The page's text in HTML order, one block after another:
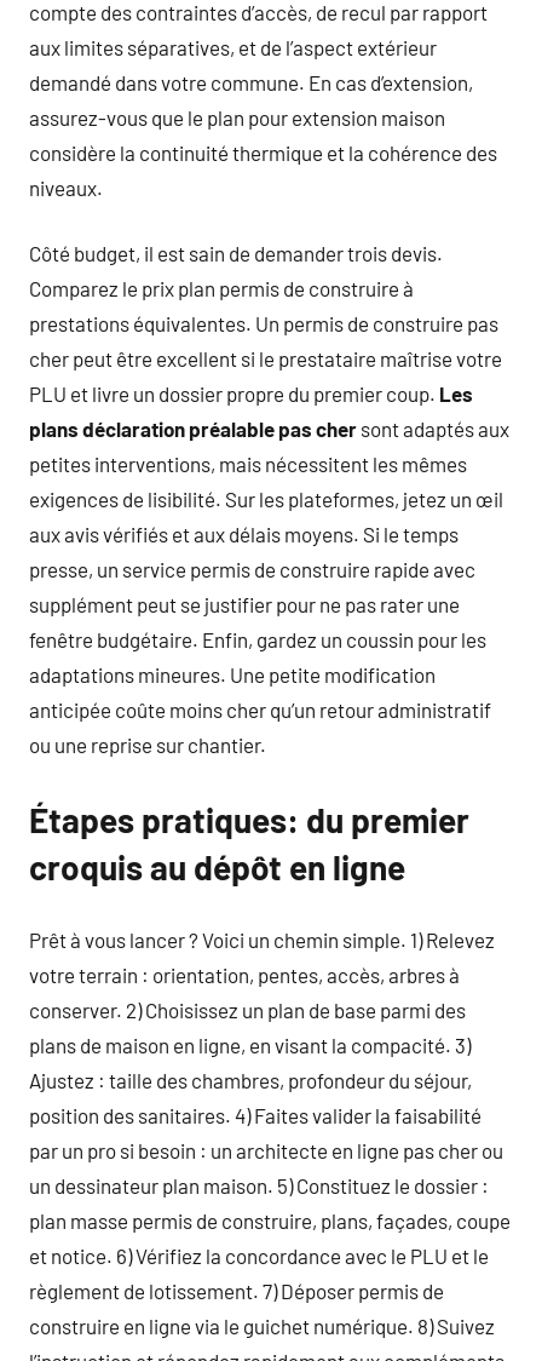
compte des contraintes d’accès, de recul par rapport
aux limites séparatives, et de l’aspect extérieur
demandé dans votre commune. En cas d’extension,
assurez-vous que le plan pour extension maison
considère la continuité thermique et la cohérence des
niveaux.
Côté budget, il est sain de demander trois devis.
Comparez le prix plan permis de construire à
prestations équivalentes. Un permis de construire pas
cher peut être excellent si le prestataire maîtrise votre
PLU et livre un dossier propre du premier coup. Les
plans déclaration préalable pas cher sont adaptés aux
petites interventions, mais nécessitent les mêmes
exigences de lisibilité. Sur les plateformes, jetez un œil
aux avis vérifiés et aux délais moyens. Si le temps
presse, un service permis de construire rapide avec
supplément peut se justifier pour ne pas rater une
fenêtre budgétaire. Enfin, gardez un coussin pour les
adaptations mineures. Une petite modification
anticipée coûte moins cher qu’un retour administratif
ou une reprise sur chantier.
Étapes pratiques: du premier
croquis au dépôt en ligne
Prêt à vous lancer ? Voici un chemin simple. 1) Relevez
votre terrain : orientation, pentes, accès, arbres à
conserver. 2) Choisissez un plan de base parmi des
plans de maison en ligne, en visant la compacité. 3)
Ajustez : taille des chambres, profondeur du séjour,
position des sanitaires. 4) Faites valider la faisabilité
par un pro si besoin : un architecte en ligne pas cher ou
un dessinateur plan maison. 5) Constituez le dossier :
plan masse permis de construire, plans, façades, coupe
et notice. 6) Vérifiez la concordance avec le PLU et le
règlement de lotissement. 7) Déposer permis de
construire en ligne via le guichet numérique. 8) Suivez